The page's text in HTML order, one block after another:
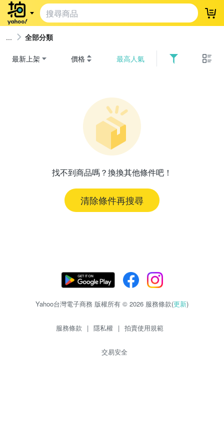
登
全部分類
最新上架 價格 最高人氣
找不到商品嗎？換換其他條件吧！
清除條件再搜尋
Yahoo台灣電子商務 版權所有 © 2026 服務條款(更新)
服務條款 | 隱私權 | 拍賣使用規範
交易安全